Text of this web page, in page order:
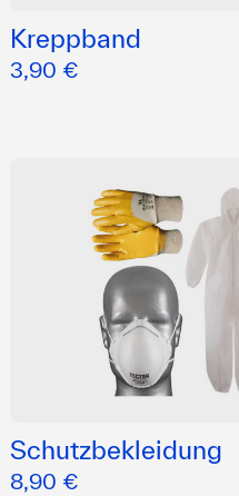
Kreppband
3,90 €
Schutzbekleidung
8,90 €